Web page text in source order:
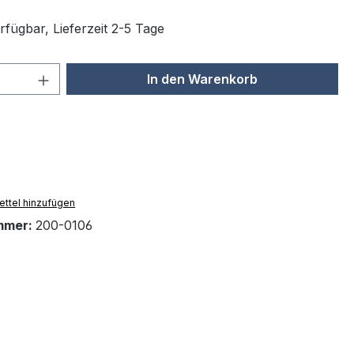
Lieferzeit 2-5 Tage
Anzahl: Gib den gewünschten Wert
In den Warenkorb
hinzufügen
200-0106